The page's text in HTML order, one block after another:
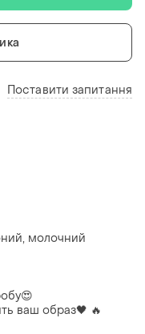
Поставити запитання
молочний
ваш образ🖤 🔥